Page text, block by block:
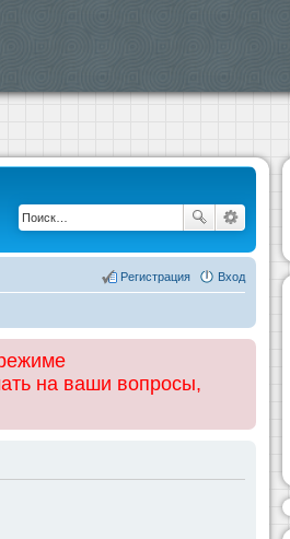
Вход
Регистрация
на ваши вопросы,